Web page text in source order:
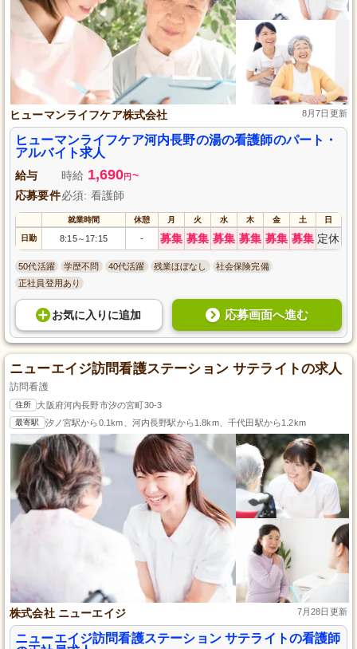
ヒューマンライフケア株式会社 8月7日更新
ヒューマンライフケア河内長野の湯の看護師のパート・
アルバイト求人
給与 時給 1,690円 ~
応募要件必須: 看護師
就業時間 休憩 月 火 水 木 金 土 日
日勤 8:15～ 17:15 - 募集 募集 募集 募集 募集 募集 定休
50代活躍 学歴不問 40代活躍 残業ほぼなし
社会保険完備
正社員登用あり
お気に入り に追加 応募画面へ進む
ニューエイジ訪問看護ステーション サテライトの求人
訪問看護
住所 大阪府河内長野市汐の宮町30-3
最寄駅 汐ノ宮駅から0.1km、河内長野駅から1.8km、千代田駅から1.2km
株式会社 ニューエイジ 7月28日更新
ニューエイジ訪問看護ステーション サテライトの看護師